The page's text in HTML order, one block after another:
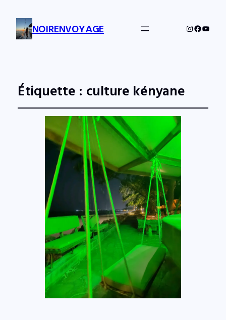
NOIRENVOYAGE Instagram
Étiquette : culture kényane